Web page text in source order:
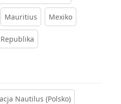
Mauritius Mexiko
Nautilus (Polsko)